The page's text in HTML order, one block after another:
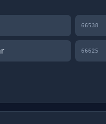
66538
66625